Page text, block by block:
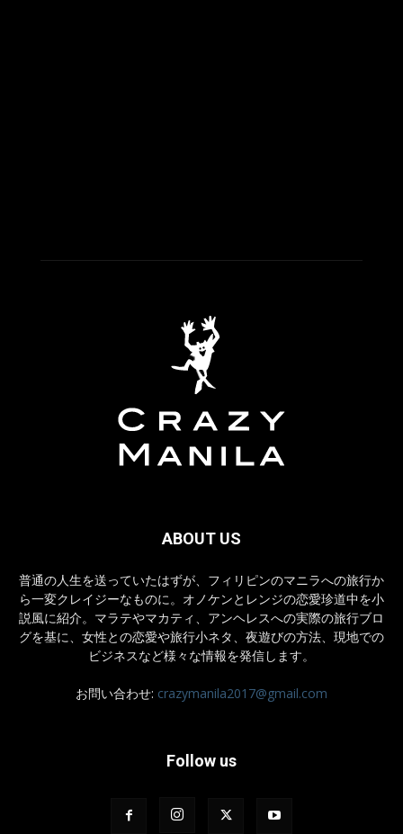
ABOUT US
普通の人生を送っていたはずが、フィリピンのマニラへの旅行か
ら一変クレイジーなものに。オノケンとレンジの恋愛珍道中を小
説風に紹介。マラテやマカティ、アンヘレスへの実際の旅行ブロ
グを基に、女性との恋愛や旅行小ネタ、夜遊びの方法、現地での
ビジネスなど様々な情報を発信します。
お問い合わせ: crazymanila2017@gmail.com
Follow us